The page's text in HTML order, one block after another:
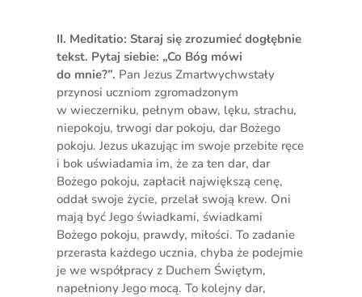
II. Meditatio: Staraj się zrozumieć dogłębnie
tekst. Pytaj siebie: „Co Bóg mówi
do mnie?”. Pan Jezus Zmartwychwstały
przynosi uczniom zgromadzonym
w wieczerniku, pełnym obaw, lęku, strachu,
niepokoju, trwogi dar pokoju, dar Bożego
pokoju. Jezus ukazując im swoje przebite ręce
i bok uświadamia im, że za ten dar, dar
Bożego pokoju, zapłacił największą cenę,
oddał swoje życie, przelał swoją krew. Oni
mają być Jego świadkami, świadkami
Bożego pokoju, prawdy, miłości. To zadanie
przerasta każdego ucznia, chyba że podejmie
je we współpracy z Duchem Świętym,
napełniony Jego mocą. To kolejny dar,